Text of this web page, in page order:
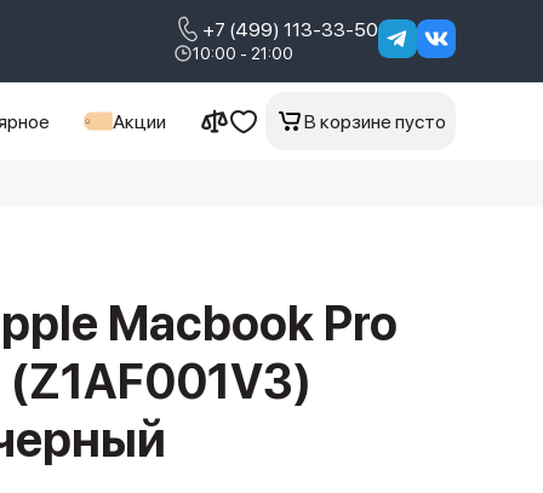
+7 (499) 113-33-50
10:00 - 21:00
Акции В корзине пусто
Macbook Pro